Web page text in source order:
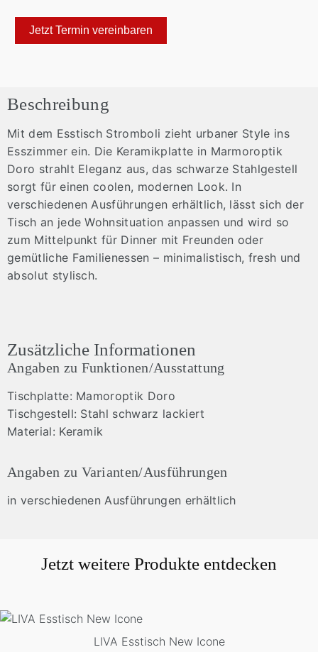
Jetzt Termin vereinbaren
Zusätzliche Informationen
Angaben zu Funktionen/Ausstattung
Tischplatte: Mamoroptik Doro
Tischgestell: Stahl schwarz lackiert
Material: Keramik
Angaben zu Varianten/Ausführungen
in verschiedenen Ausführungen erhältlich
Beschreibung
Mit dem Esstisch Stromboli zieht urbaner Style ins
Esszimmer ein. Die Keramikplatte in Marmoroptik
Doro strahlt Eleganz aus, das schwarze Stahlgestell
sorgt für einen coolen, modernen Look. In
verschiedenen Ausführungen erhältlich, lässt sich der
Tisch an jede Wohnsituation anpassen und wird so
zum Mittelpunkt für Dinner mit Freunden oder
gemütliche Familienessen – minimalistisch, fresh und
absolut stylisch.
Jetzt weitere Produkte entdecken
LIVA Esstisch New Icone